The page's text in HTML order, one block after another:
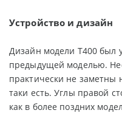
Устройство и дизайн
Дизайн модели Т400 был
предыдущей моделью.
практически не заметны
таки есть. Углы правой
как в более поздних